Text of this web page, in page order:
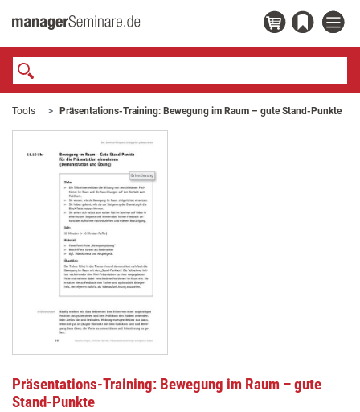
Tools Präsentations-Training: Bewegung im Raum – gute Stand-Punkte
Präsentations-Training: Bewegung im Raum – gute
Stand-Punkte